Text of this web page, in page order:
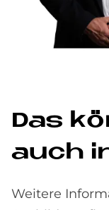
Das
auch
Weitere